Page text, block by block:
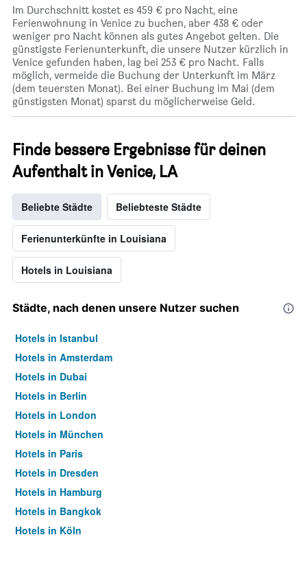
Im Durchschnitt kostet es 459 € pro Nacht, eine
Ferienwohnung in Venice zu buchen, aber 438 € oder
weniger pro Nacht können als gutes Angebot gelten. Die
günstigste Ferienunterkunft, die unsere Nutzer kürzlich in
Venice gefunden haben, lag bei 253 € pro Nacht. Falls
möglich, vermeide die Buchung der Unterkunft im März
(dem teuersten Monat). Bei einer Buchung im Mai (dem
günstigsten Monat) sparst du möglicherweise Geld.
Finde bessere Ergebnisse für deinen
Aufenthalt in Venice, LA
Beliebte Städte Beliebteste Städte
Ferienunterkünfte in Louisiana
Hotels in Louisiana
Städte, nach denen unsere Nutzer suchen
Hotels in Istanbul
Hotels in Amsterdam
Hotels in Dubai
Hotels in Berlin
Hotels in London
Hotels in München
Hotels in Paris
Hotels in Dresden
Hotels in Hamburg
Hotels in Bangkok
Hotels in Köln